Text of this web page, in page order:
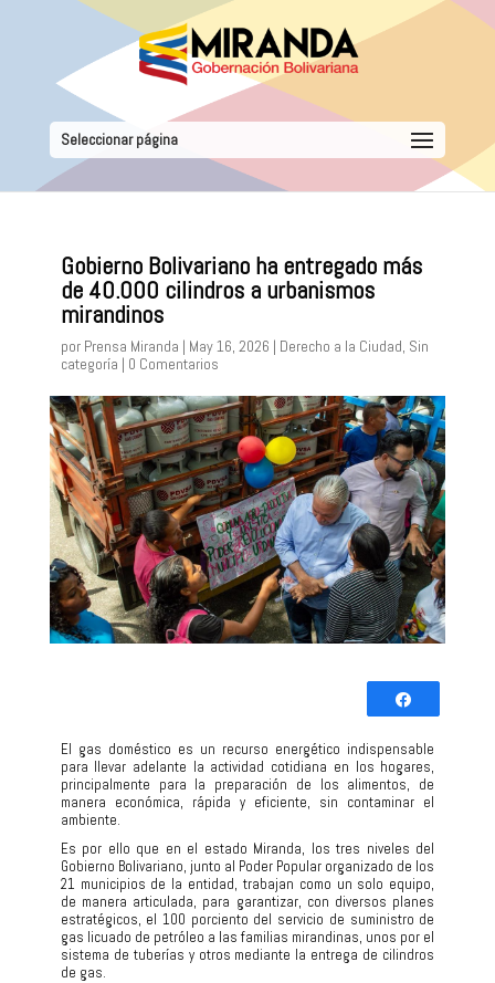
Seleccionar página
Gobierno Bolivariano ha entregado más
de 40.000 cilindros a urbanismos
mirandinos
por Prensa Miranda | May 16, 2026 | Derecho a la Ciudad, Sin
categoría | 0 Comentarios
0
COMPARTIR
El gas doméstico es un recurso energético indispensable
para llevar adelante la actividad cotidiana en los hogares,
principalmente para la preparación de los alimentos, de
manera económica, rápida y eficiente, sin contaminar el
ambiente.
Es por ello que en el estado Miranda, los tres niveles del
Gobierno Bolivariano, junto al Poder Popular organizado de los
21 municipios de la entidad, trabajan como un solo equipo,
de manera articulada, para garantizar, con diversos planes
estratégicos, el 100 porciento del servicio de suministro de
gas licuado de petróleo a las familias mirandinas, unos por el
sistema de tuberías y otros mediante la entrega de cilindros
de gas.